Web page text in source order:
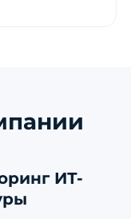
ИТ-